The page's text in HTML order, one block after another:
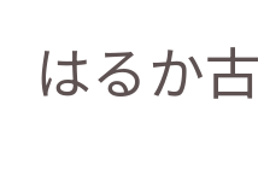
はるか